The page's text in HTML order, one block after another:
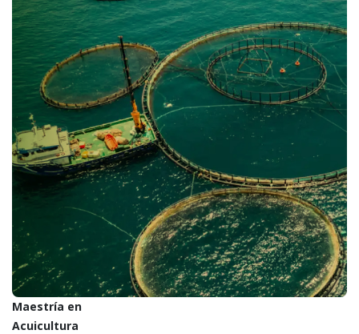
Maestría en
Acuicultura